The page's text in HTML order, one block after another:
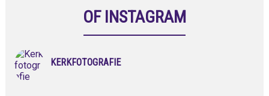
OF INSTAGRAM
KERKFOTOGRAFIE